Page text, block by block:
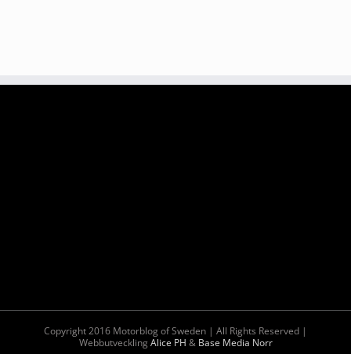
Copyright 2016 Motorblog of Sweden | All Rights Reserved |
WebbutvecklingAlice PH & Base Media Norr